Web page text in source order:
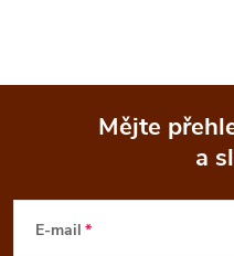
Mějte
a
E-mail